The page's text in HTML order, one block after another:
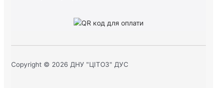
Copyright © 2026 ДНУ "ЦІТОЗ" ДУС